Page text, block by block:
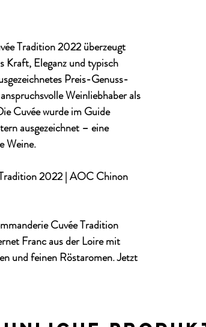
Tradition 2022 überzeugt
Kraft, Eleganz und typisch
Preis-Genuss-
Weinliebhaber als
Cuvée wurde im Guide
ausgezeichnet – eine
Weine.
2022 | AOC Chinon
Cuvée Tradition
Franc aus der Loire mit
und feinen Röstaromen. Jetzt